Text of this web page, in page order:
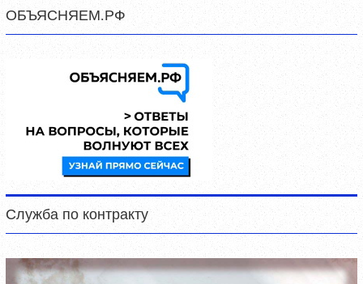
ОБЪЯСНЯЕМ.РФ
Служба по контракту